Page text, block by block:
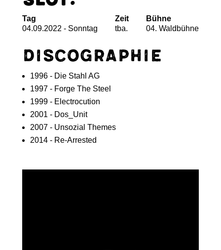
Tag
04.09.2022 - Sonntag
Zeit
tba.
Bühne
04. Waldbühne
Discographie
1996 - Die Stahl AG
1997 - Forge The Steel
1999 - Electrocution
2001 - Dos_Unit
2007 - Unsozial Themes
2014 - Re-Arrested